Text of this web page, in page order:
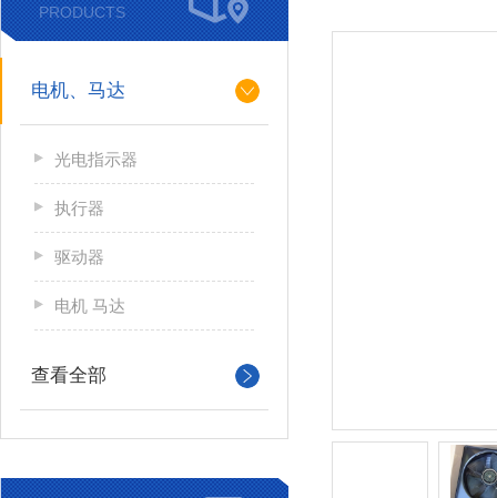
PRODUCTS
电机、马达
光电指示器
执行器
驱动器
电机 马达
查看全部